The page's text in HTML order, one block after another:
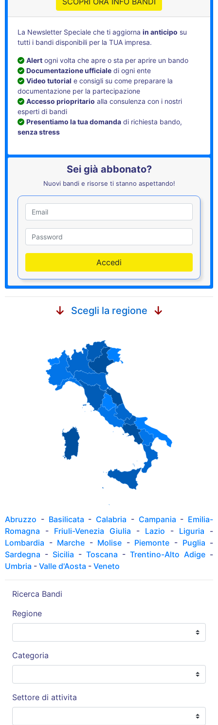
La Newsletter Speciale che ti aggiorna in anticipo su
tutti i bandi disponibili per la TUA impresa.
Alert ogni volta che apre o sta per aprire un bando
Documentazione ufficiale di ogni ente
Video tutorial e consigli su come preparare la
documentazione per la partecipazione
Accesso priopritario alla consulenza con i nostri
esperti di bandi
Presentiamo la tua domanda di richiesta bando,
senza stress
Sei già abbonato?
Nuovi bandi e risorse ti stanno aspettando!
Accedi
Scegli la regione
Abruzzo - Basilicata - Calabria - Campania - Emilia-
Romagna - Friuli-Venezia Giulia - Lazio - Liguria -
Lombardia - Marche - Molise - Piemonte - Puglia -
Sardegna - Sicilia - Toscana - Trentino-Alto Adige -
Umbria - Valle d'Aosta - Veneto
Ricerca Bandi
Regione
Categoria
Settore di attivita